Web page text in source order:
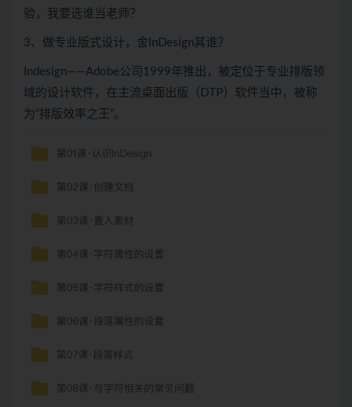
验，我要选谁当老师？
3、做专业版式设计，舍InDesign其谁？
Indesign——Adobe公司1999年推出，被定位于专业排版领
域的设计软件，在主流桌面出版（DTP）软件当中，被称
为“排版效率之王”。